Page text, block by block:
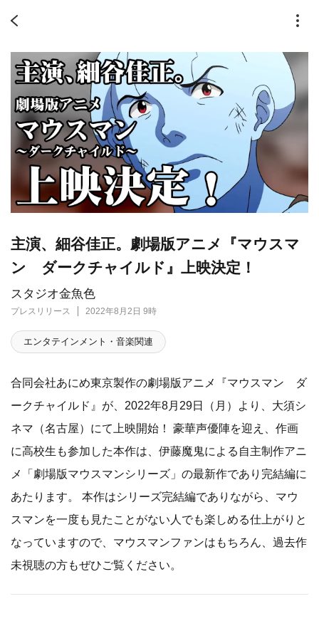
スタジオ金魚色
プレスリリース 2022年8月2日 9時
主演、細谷佳正。劇場版アニメ『マウスマ
ン ダークチャイルド』上映決定！
エンタテインメント・音楽関連
合同会社あにめ東京製作の劇場版アニメ『マウスマン ダ
ークチャイルド』が、2022年8月29日（月）より、大須シ
ネマ（名古屋）にて上映開始！ 豪華声優陣を迎え、作画
に高校生も参加した本作は、伊藤魔鬼による自主制作アニ
メ「劇場版マウスマンシリーズ」の最新作であり完結編に
あたります。 本作はシリーズ完結編でありながら、マウ
スマンを一度も見たことがない人でも楽しめる仕上がりと
なっていますので、マウスマンファンはもちろん、過去作
未視聴の方もぜひご覧ください。